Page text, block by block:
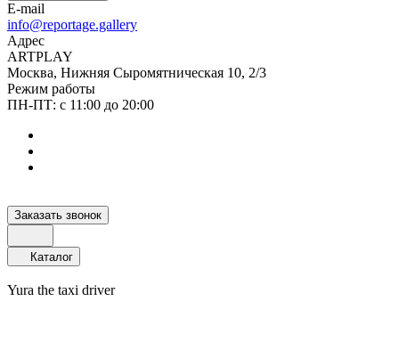
E-mail
info@reportage.gallery
Адрес
ARTPLAY
Москва, Нижняя Сыромятническая 10, 2/3
Режим работы
ПН-ПТ: с 11:00 до 20:00
Заказать звонок
Каталог
Yura the taxi driver